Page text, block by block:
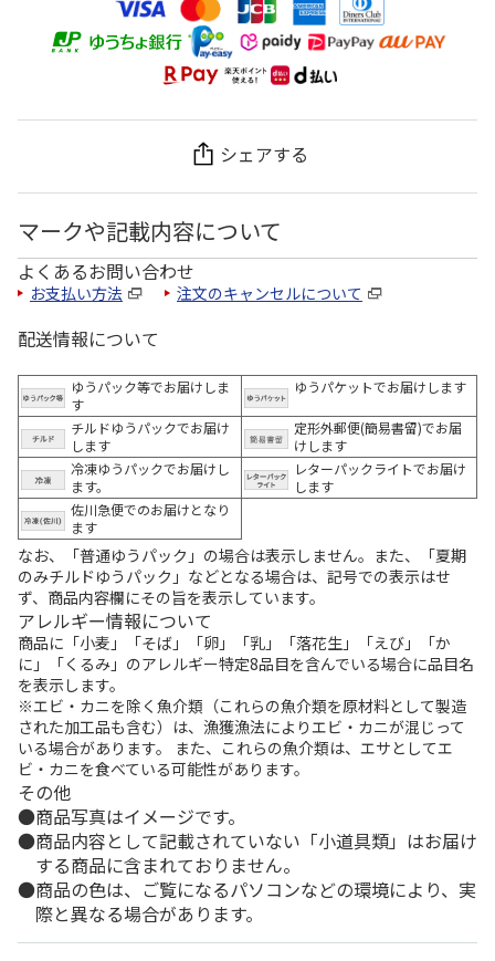
シェアする
マークや記載内容について
よくあるお問い合わせ
お支払い方法 注文のキャンセルについて
配送情報について
ゆうパック等でお届けしま
す
ゆうパケットでお届けします
チルドゆうパックでお届け
します
定形外郵便(簡易書留)でお届
けします
冷凍ゆうパックでお届けし
ます。
レターパックライトでお届け
します
佐川急便でのお届けとなり
ます
なお、「普通ゆうパック」の場合は表示しません。また、「夏期
のみチルドゆうパック」などとなる場合は、記号での表示はせ
ず、商品内容欄にその旨を表示しています。
アレルギー情報について
商品に「小麦」「そば」「卵」「乳」「落花生」「えび」「か
に」「くるみ」のアレルギー特定8品目を含んでいる場合に品目名
を表示します。
※エビ・カニを除く魚介類（これらの魚介類を原材料として製造
された加工品も含む）は、漁獲漁法によりエビ・カニが混じって
いる場合があります。 また、これらの魚介類は、エサとしてエ
ビ・カニを食べている可能性があります。
その他
商品写真はイメージです。
商品内容として記載されていない「小道具類」はお届け
する商品に含まれておりません。
商品の色は、ご覧になるパソコンなどの環境により、実
際と異なる場合があります。